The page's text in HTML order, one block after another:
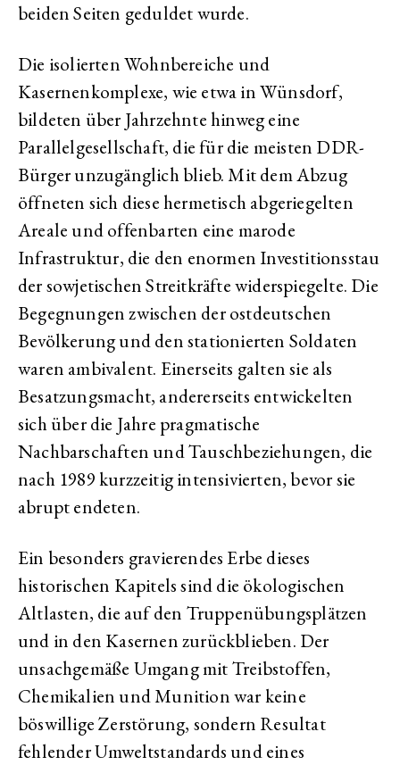
beiden Seiten geduldet wurde.
Die isolierten Wohnbereiche und
Kasernenkomplexe, wie etwa in Wünsdorf,
bildeten über Jahrzehnte hinweg eine
Parallelgesellschaft, die für die meisten DDR-
Bürger unzugänglich blieb. Mit dem Abzug
öffneten sich diese hermetisch abgeriegelten
Areale und offenbarten eine marode
Infrastruktur, die den enormen Investitionsstau
der sowjetischen Streitkräfte widerspiegelte. Die
Begegnungen zwischen der ostdeutschen
Bevölkerung und den stationierten Soldaten
waren ambivalent. Einerseits galten sie als
Besatzungsmacht, andererseits entwickelten
sich über die Jahre pragmatische
Nachbarschaften und Tauschbeziehungen, die
nach 1989 kurzzeitig intensivierten, bevor sie
abrupt endeten.
Ein besonders gravierendes Erbe dieses
historischen Kapitels sind die ökologischen
Altlasten, die auf den Truppenübungsplätzen
und in den Kasernen zurückblieben. Der
unsachgemäße Umgang mit Treibstoffen,
Chemikalien und Munition war keine
böswillige Zerstörung, sondern Resultat
fehlender Umweltstandards und eines